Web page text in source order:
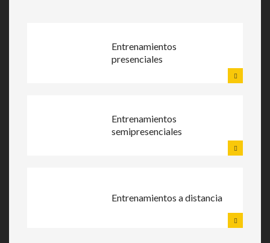
Entrenamientos
presenciales
Entrenamientos
semipresenciales
Entrenamientos a distancia